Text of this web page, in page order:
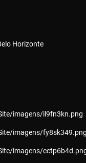
Horizonte